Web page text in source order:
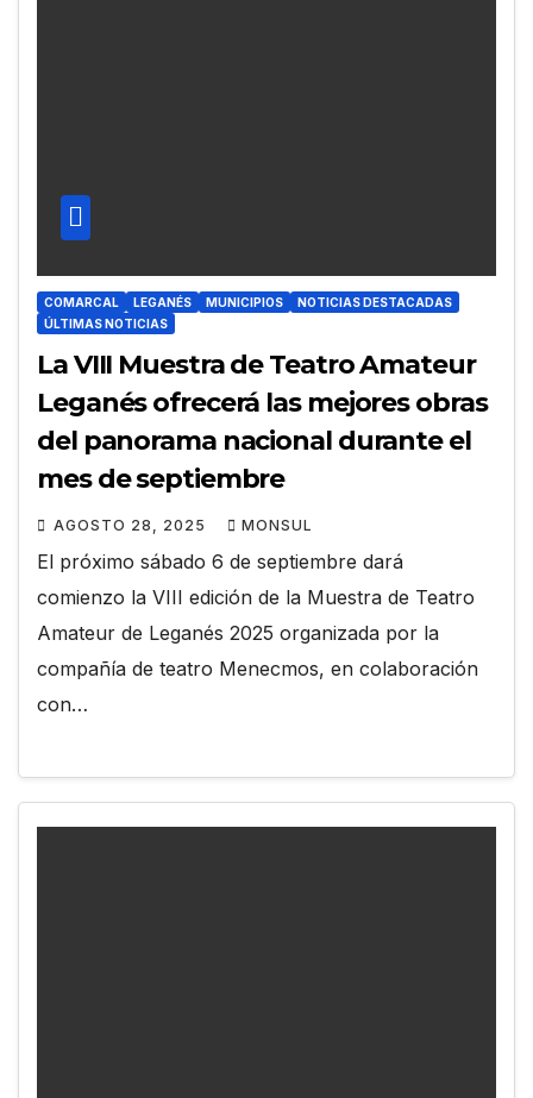
COMARCAL LEGANÉS MUNICIPIOS
NOTICIAS DESTACADAS
ÚLTIMAS NOTICIAS
La VIII Muestra de Teatro Amateur
Leganés ofrecerá las mejores obras
del panorama nacional durante el
mes de septiembre
AGOSTO 28, 2025 MONSUL
El próximo sábado 6 de septiembre dará
comienzo la VIII edición de la Muestra de Teatro
Amateur de Leganés 2025 organizada por la
compañía de teatro Menecmos, en colaboración
con…